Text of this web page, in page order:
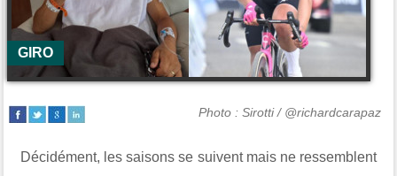
GIRO
Photo : Sirotti / @richardcarapaz
Décidément, les saisons se suivent mais ne ressemblent